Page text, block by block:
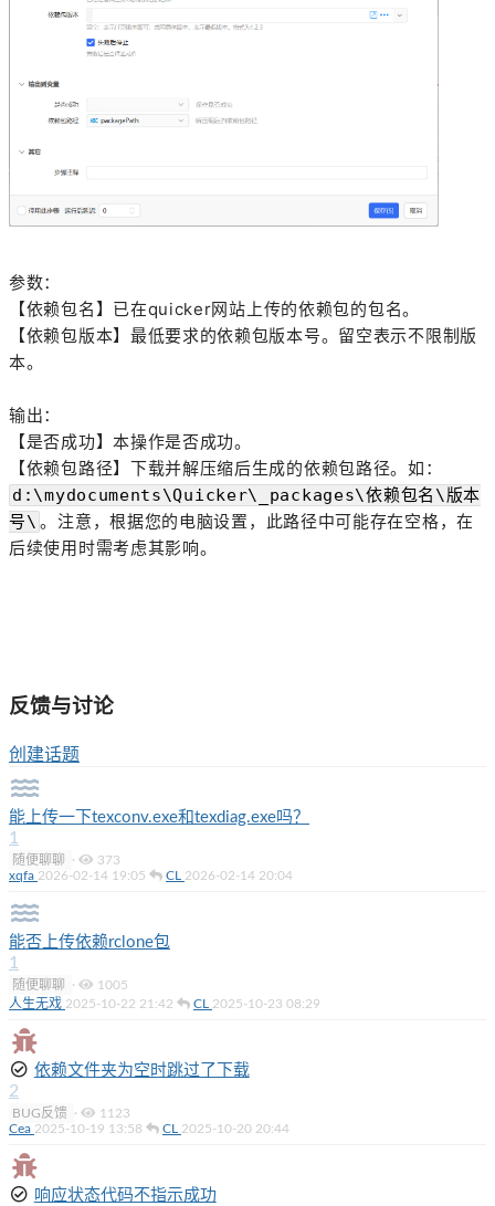
参数：
【依赖包名】已在quicker网站上传的依赖包的包名。
【依赖包版本】最低要求的依赖包版本号。留空表示不限制版
本。
输出：
【是否成功】本操作是否成功。
【依赖包路径】下载并解压缩后生成的依赖包路径。如：
d:\mydocuments\Quicker\_packages\依赖包名\版本
号\ 。注意，根据您的电脑设置，此路径中可能存在空格，在
后续使用时需考虑其影响。
反馈与讨论
创建话题
能上传一下texconv.exe和texdiag.exe吗？
1
随便聊聊 ·
373
xqfa 2026-02-14 19:05 CL 2026-02-14 20:04
能否上传依赖rclone包
1
随便聊聊 ·
1005
人生无戏 2025-10-22 21:42 CL 2025-10-23 08:29
依赖文件夹为空时跳过了下载
2
BUG反馈 ·
1123
Cea 2025-10-19 13:58 CL 2025-10-20 20:44
响应状态代码不指示成功